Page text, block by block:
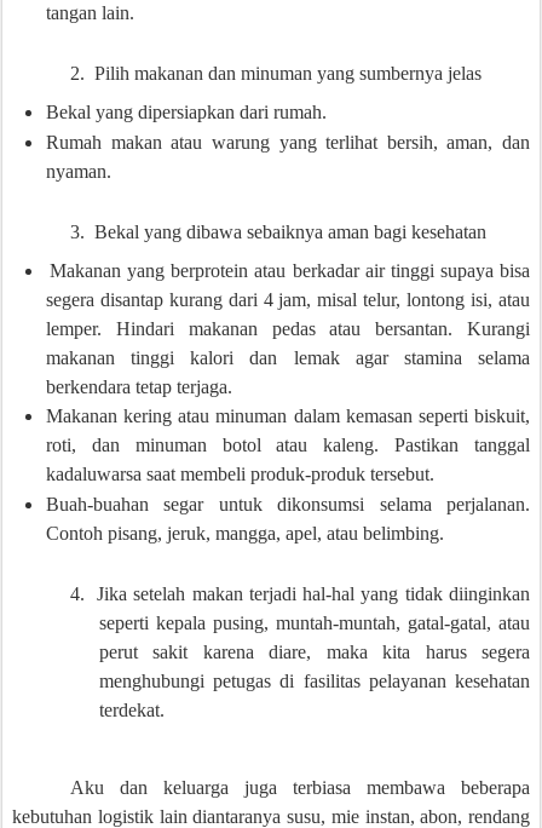
tangan lain.
2. Pilih makanan dan minuman yang sumbernya jelas
Bekal yang dipersiapkan dari rumah.
Rumah makan atau warung yang terlihat bersih, aman, dan
nyaman.
3. Bekal yang dibawa sebaiknya aman bagi kesehatan
Makanan yang berprotein atau berkadar air tinggi supaya bisa
segera disantap kurang dari 4 jam, misal telur, lontong isi, atau
lemper. Hindari makanan pedas atau bersantan. Kurangi
makanan tinggi kalori dan lemak agar stamina selama
berkendara tetap terjaga.
Makanan kering atau minuman dalam kemasan seperti biskuit,
roti, dan minuman botol atau kaleng. Pastikan tanggal
kadaluwarsa saat membeli produk-produk tersebut.
Buah-buahan segar untuk dikonsumsi selama perjalanan.
Contoh pisang, jeruk, mangga, apel, atau belimbing.
4.
Jika setelah makan terjadi hal-hal yang tidak diinginkan
seperti kepala pusing, muntah-muntah, gatal-gatal, atau
perut sakit karena diare, maka kita harus segera
menghubungi petugas di fasilitas pelayanan kesehatan
terdekat.
Aku dan keluarga juga terbiasa membawa beberapa
kebutuhan logistik lain diantaranya susu, mie instan, abon, rendang